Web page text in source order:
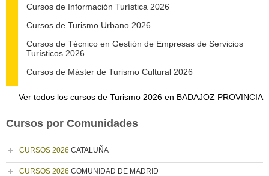
Cursos de Información Turística 2026
Cursos de Turismo Urbano 2026
Cursos de Técnico en Gestión de Empresas de Servicios
Turísticos 2026
Cursos de Máster de Turismo Cultural 2026
Ver todos los cursos de Turismo 2026 en BADAJOZ PROVINCIA
Cursos por Comunidades
CURSOS 2026 CATALUÑA
CURSOS 2026 COMUNIDAD DE MADRID